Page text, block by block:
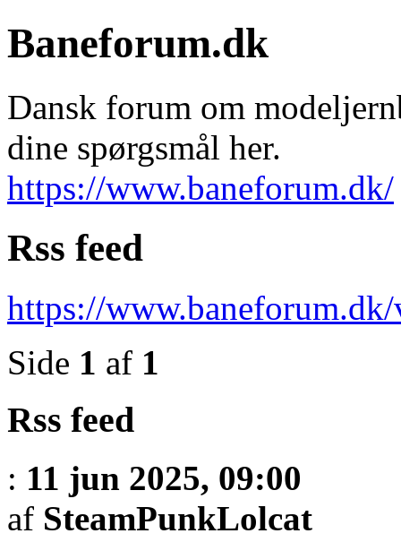
Baneforum.dk
Dansk forum om
dine spørgsmål her.
https://www.baneforum.dk/
Rss feed
https://
Side 1 af 1
Rss feed
: 11 jun 2025, 09:00
af SteamPunkLolcat